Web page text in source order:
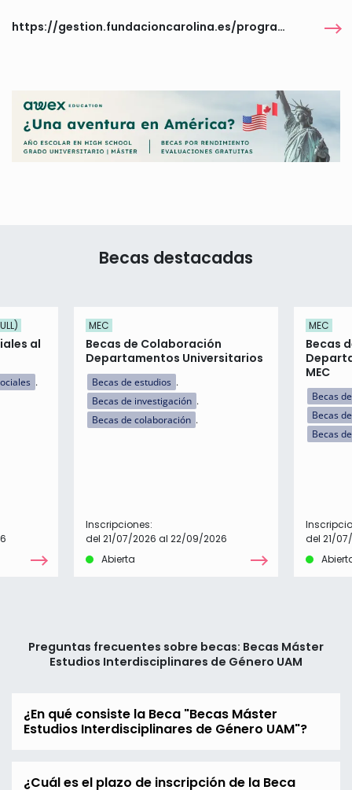
https://gestion.fundacioncarolina.es/programas/6497
Becas destacadas
al
MEC
Becas de Colaboración
Departamentos Universitarios
Becas de estudios
Becas de investigación
Becas de colaboración
Inscripciones:
del 21/07/2026 al 22/09/2026
Abierta
MEC
Becas
MEC
Becas
Becas
Becas
del 21/
Preguntas frecuentes sobre becas: Becas Máster
Estudios Interdisciplinares de Género UAM
¿En qué consiste la Beca "Becas Máster
Estudios Interdisciplinares de Género UAM"?
¿Cuál es el plazo de inscripción de la Beca